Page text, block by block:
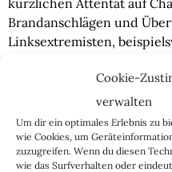
Cookie-
verwalten
Um dir ein optimales Erlebnis zu
wie Cookies, um
zuzugreifen. Wenn du diesen
wie das Surfverhalten oder
kürzlichen Attentat auf
Brandanschlägen und
Linksextremisten,
dieser Anschlag ins Bild.